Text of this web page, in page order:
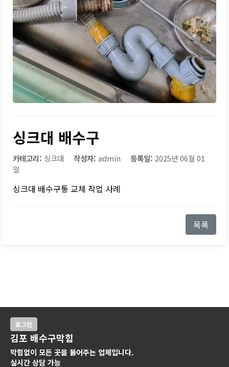
싱크대 배수구
카테고리: 싱크대 작성자: admin 등록일: 2025년 06월 01
일
싱크대 배수구통 교체 작업 사례
목록
로그인
김포 배수구막힘
막힘없이 모든 곳을 뚫어주는 업체입니다.
실시간 상담 가능